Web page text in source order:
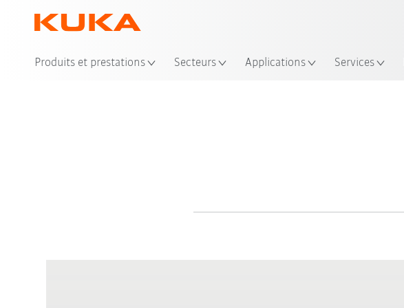
Produits et prestations Secteurs Applications Services